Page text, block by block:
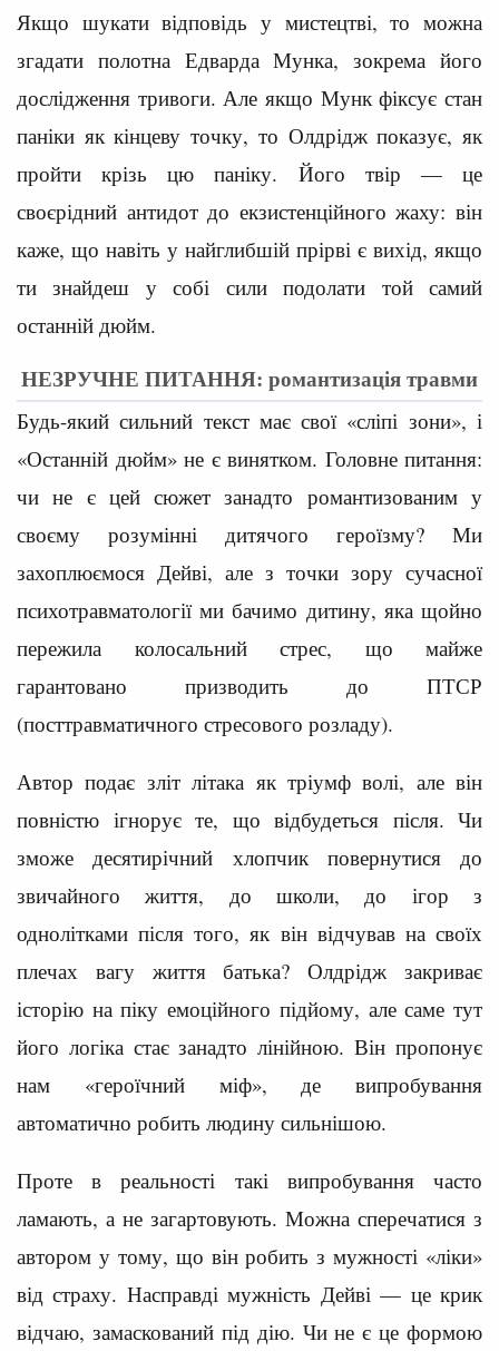
Якщо шукати відповідь у мистецтві, то можна
згадати полотна Едварда Мунка, зокрема його
дослідження тривоги. Але якщо Мунк фіксує стан
паніки як кінцеву точку, то Олдрідж показує, як
пройти крізь цю паніку. Його твір — це
своєрідний антидот до екзистенційного жаху: він
каже, що навіть у найглибшій прірві є вихід, якщо
ти знайдеш у собі сили подолати той самий
останній дюйм.
НЕЗРУЧНЕ ПИТАННЯ: романтизація травми
Будь-який сильний текст має свої «сліпі зони», і
«Останній дюйм» не є винятком. Головне питання:
чи не є цей сюжет занадто романтизованим у
своєму розумінні дитячого героїзму? Ми
захоплюємося Дейві, але з точки зору сучасної
психотравматології ми бачимо дитину, яка щойно
пережила колосальний стрес, що майже
гарантовано призводить до ПТСР
(посттравматичного стресового розладу).
Автор подає зліт літака як тріумф волі, але він
повністю ігнорує те, що відбудеться після. Чи
зможе десятирічний хлопчик повернутися до
звичайного життя, до школи, до ігор з
однолітками після того, як він відчував на своїх
плечах вагу життя батька? Олдрідж закриває
історію на піку емоційного підйому, але саме тут
його логіка стає занадто лінійною. Він пропонує
нам «героїчний міф», де випробування
автоматично робить людину сильнішою.
Проте в реальності такі випробування часто
ламають, а не загартовують. Можна сперечатися з
автором у тому, що він робить з мужності «ліки»
від страху. Насправді мужність Дейві — це крик
відчаю, замаскований під дію. Чи не є це формою